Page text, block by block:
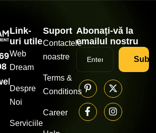
Link-
uri utile
Web
Dream
Despre
Noi
Serviciile
Suport
Contactele
noastre
Terms &
Conditions
Career
Abonați-vă la
emailul nostru